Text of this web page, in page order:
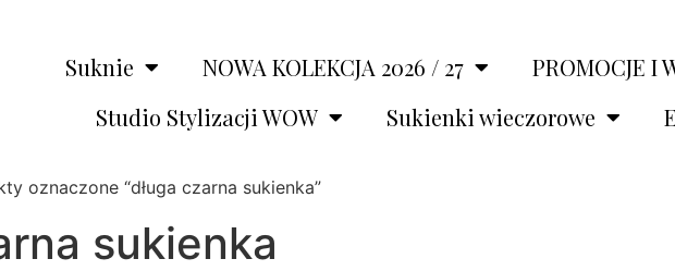
Suknie NOWA KOLEKCJA 2026 / 27
PROMOCJE I
Studio Stylizacji WOW
Sukienki wieczorowe
oznaczone “długa czarna sukienka”
sukienka